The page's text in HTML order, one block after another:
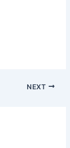
NEXT